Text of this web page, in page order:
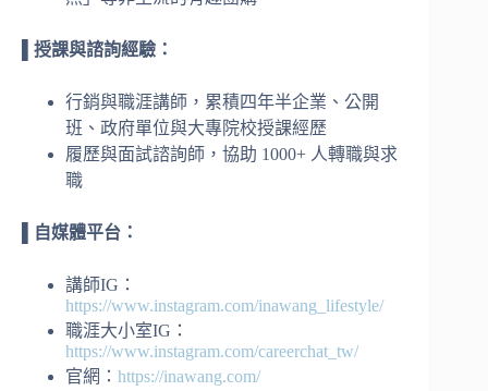
授課與諮詢經驗：
行銷與職涯講師，累積四年半企業、公開
班、政府單位與大專院校授課經歷
履歷與面試諮詢師，協助 1000+ 人轉職與求
職
自媒體平台：
講師IG：
https://www.instagram.com/inawang_lifestyle/
職涯大小室IG：
https://www.instagram.com/careerchat_tw/
官網： https://inawang.com/